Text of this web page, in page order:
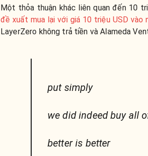
Một thỏa thuận khác liên quan đến 10
đề xuất mua lại với giá 10 triệu USD vào
LayerZero không trả tiền và Alameda
put simply
we did indeed buy all
better is better